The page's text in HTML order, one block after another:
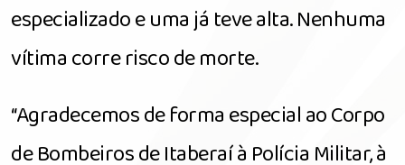
especializado e uma já teve alta. Nenhuma
vítima corre risco de morte.
“Agradecemos de forma especial ao Corpo
de Bombeiros de Itaberaí à Polícia Militar, à